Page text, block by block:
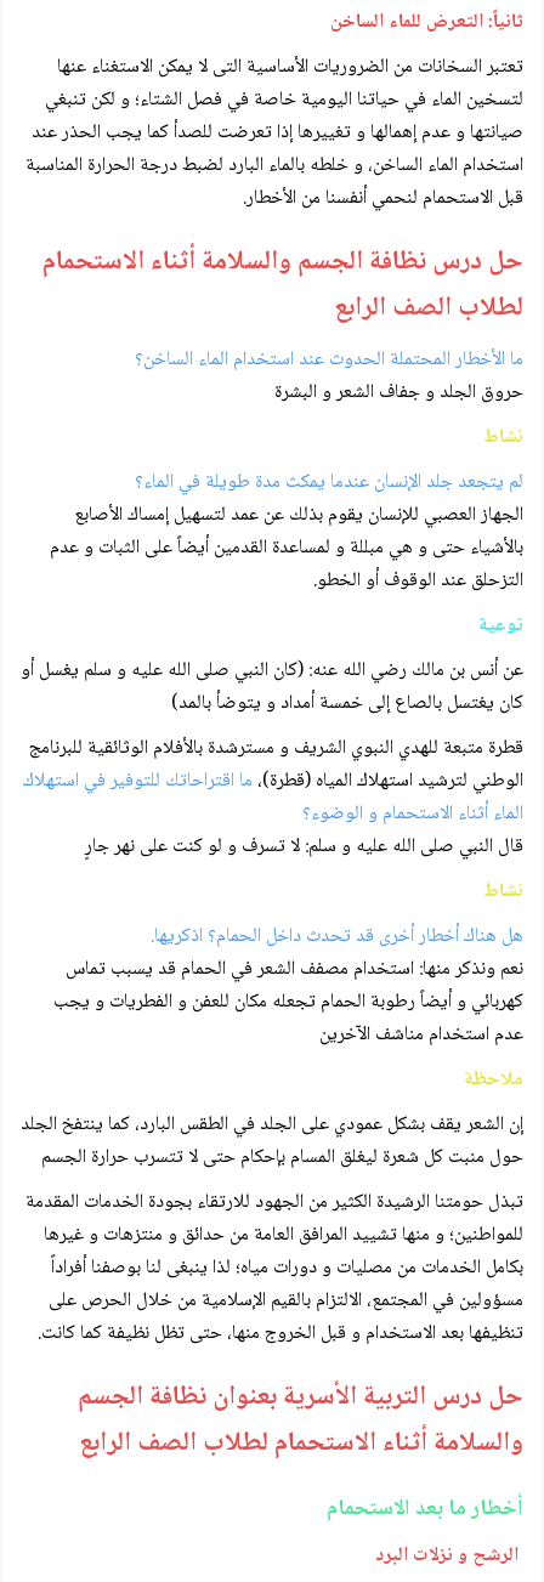
ثانياً: التعرض للماء الساخن
تعتبر السخانات من الضروريات الأساسية التى لا يمكن الاستغناء عنها
لتسخين الماء في حياتنا اليومية خاصة في فصل الشتاء؛ و لكن تنبغي
صيانتها و عدم إهمالها و تغييرها إذا تعرضت للصدأ كما يجب الحذر عند
استخدام الماء الساخن، و خلطه بالماء البارد لضبط درجة الحرارة المناسبة
قبل الاستحمام لنحمي أنفسنا من الأخطار.
حل درس نظافة الجسم والسلامة أثناء الاستحمام
لطلاب الصف الرابع
ما الأخطار المحتملة الحدوث عند استخدام الماء الساخن؟
حروق الجلد و جفاف الشعر و البشرة
نشاط
لم يتجعد جلد الإنسان عندما يمكث مدة طويلة في الماء؟
الجهاز العصبي للإنسان يقوم بذلك عن عمد لتسهيل إمساك الأصابع
بالأشياء حتى و هي مبللة و لمساعدة القدمين أيضاً على الثبات و عدم
التزحلق عند الوقوف أو الخطو.
توعية
عن أنس بن مالك رضي الله عنه: (كان النبي صلى الله عليه و سلم يغسل أو
كان يغتسل بالصاع إلى خمسة أمداد و يتوضأ بالمد)
قطرة متبعة للهدي النبوي الشريف و مسترشدة بالأفلام الوثائقية للبرنامج
الوطني لترشيد استهلاك المياه (قطرة)، ما اقتراحاتك للتوفير في استهلاك
الماء أثناء الاستحمام و الوضوء؟
قال النبي صلى الله عليه و سلم: لا تسرف و لو كنت على نهر جارٍ
نشاط
هل هناك أخطار أخرى قد تحدث داخل الحمام؟ اذكريها.
نعم ونذكر منها: استخدام مصفف الشعر في الحمام قد يسبب تماس
كهربائي و أيضاً رطوبة الحمام تجعله مكان للعفن و الفطريات و يجب
عدم استخدام مناشف الآخرين
ملاحظة
إن الشعر يقف بشكل عمودي على الجلد في الطقس البارد، كما ينتفخ الجلد
حول منبت كل شعرة ليغلق المسام بإحكام حتى لا تتسرب حرارة الجسم
تبذل حومتنا الرشيدة الكثير من الجهود للارتقاء بجودة الخدمات المقدمة
للمواطنين؛ و منها تشييد المرافق العامة من حدائق و منتزهات و غيرها
بكامل الخدمات من مصليات و دورات مياه؛ لذا ينبغى لنا بوصفنا أفراداً
مسؤولين في المجتمع، الالتزام بالقيم الإسلامية من خلال الحرص على
تنظيفها بعد الاستخدام و قبل الخروج منها، حتى تظل نظيفة كما كانت.
حل درس التربية الأسرية بعنوان نظافة الجسم
والسلامة أثناء الاستحمام لطلاب الصف الرابع
أخطار ما بعد الاستحمام
الرشح و نزلات البرد